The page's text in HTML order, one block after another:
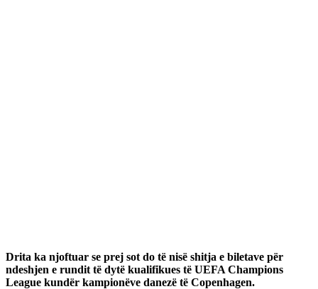
Drita ka njoftuar se prej sot do të nisë shitja e biletave për
ndeshjen e rundit të dytë kualifikues të UEFA Champions
League kundër kampionëve danezë të Copenhagen.